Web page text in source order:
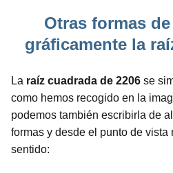
Otras formas
gráficamente la
La raíz cuadrada de 2206 se
como hemos recogido en la
podemos también escribirla de
formas y desde el punto de vista
sentido: